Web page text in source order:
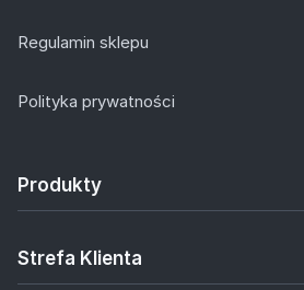
Regulamin sklepu
Polityka prywatności
Produkty
Strefa Klienta